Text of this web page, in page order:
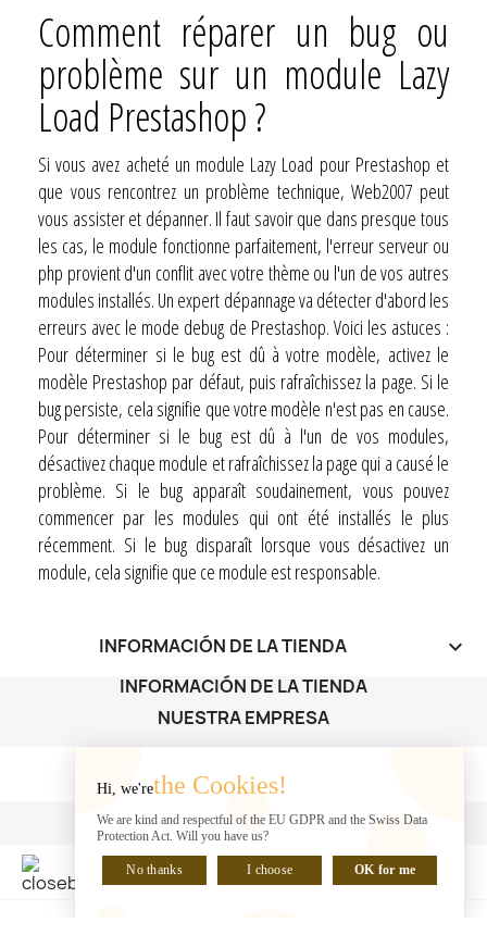
Comment réparer un bug ou
problème sur un module Lazy
Load Prestashop ?
Si vous avez acheté un module Lazy Load pour Prestashop et
que vous rencontrez un problème technique, Web2007 peut
vous assister et dépanner. Il faut savoir que dans presque tous
les cas, le module fonctionne parfaitement, l'erreur serveur ou
php provient d'un conflit avec votre thème ou l'un de vos autres
modules installés. Un expert dépannage va détecter d'abord les
erreurs avec le mode debug de Prestashop. Voici les astuces :
Pour déterminer si le bug est dû à votre modèle, activez le
modèle Prestashop par défaut, puis rafraîchissez la page. Si le
bug persiste, cela signifie que votre modèle n'est pas en cause.
Pour déterminer si le bug est dû à l'un de vos modules,
désactivez chaque module et rafraîchissez la page qui a causé le
problème. Si le bug apparaît soudainement, vous pouvez
commencer par les modules qui ont été installés le plus
récemment. Si le bug disparaît lorsque vous désactivez un
module, cela signifie que ce module est responsable.
INFORMACIÓN DE LA TIENDA keyboard_arrow_down
INFORMACIÓN DE LA TIENDA
NUESTRA EMPRESA
NUESTRA EMPRESA
SU CUENTA
SU CUENTA
Hi, we'rethe Cookies!
We are kind and respectful of the EU GDPR and the Swiss Data
Protection Act. Will you have us?
No thanks I choose OK for me
HABLA CON NOSOTROS